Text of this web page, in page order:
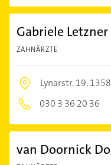
Gabriele
ZAHNÄRZTE
Lynarstr. 19,
030 3 36 20 36
van Doornick